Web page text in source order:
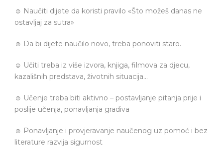
☺ Naučiti dijete da koristi pravilo «Što možeš danas ne
ostavljaj za sutra»
☺ Da bi dijete naučilo novo, treba ponoviti staro.
☺ Učiti treba iz više izvora, knjiga, filmova za djecu,
kazališnih predstava, životnih situacija…
☺ Učenje treba biti aktivno – postavljanje pitanja prije i
poslije učenja, ponavljanja gradiva
☺ Ponavljanje i provjeravanje naučenog uz pomoć i bez
literature razvija sigurnost